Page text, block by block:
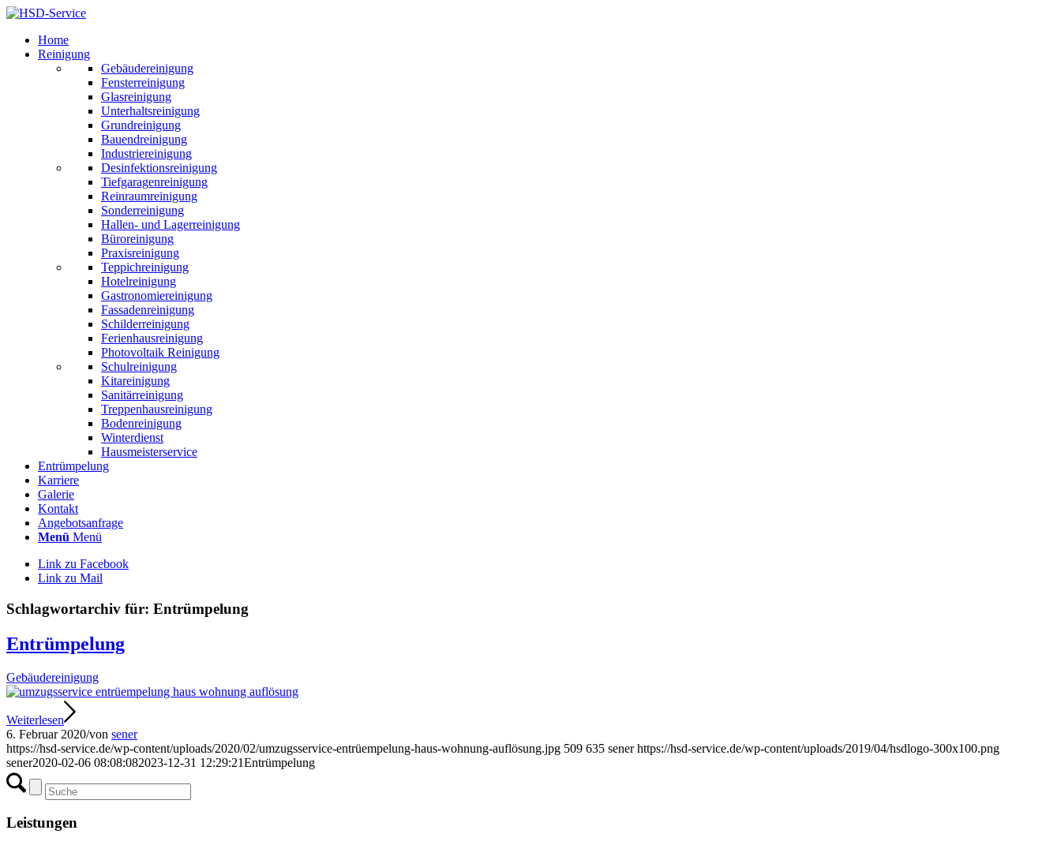
Home
Reinigung
Gebäudereinigung
Fensterreinigung
Glasreinigung
Unterhaltsreinigung
Grundreinigung
Bauendreinigung
Industriereinigung
Desinfektionsreinigung
Tiefgaragenreinigung
Reinraumreinigung
Sonderreinigung
Hallen- und Lagerreinigung
Büroreinigung
Praxisreinigung
Teppichreinigung
Hotelreinigung
Gastronomiereinigung
Fassadenreinigung
Schilderreinigung
Ferienhausreinigung
Photovoltaik Reinigung
Schulreinigung
Kitareinigung
Sanitärreinigung
Treppenhausreinigung
Bodenreinigung
Winterdienst
Hausmeisterservice
Entrümpelung
Karriere
Galerie
Kontakt
Angebotsanfrage
Menü Menü
Link zu Facebook
Link zu Mail
Schlagwortarchiv für: Entrümpelung
Entrümpelung
Gebäudereinigung
Weiterlesen
6. Februar 2020/von sener
https://hsd-service.de/wp-content/uploads/2020/02/umzugsservice-entrüempelung-haus-wohnung-auflösung.jpg 509 635 sener https://hsd-service.de/wp-content/uploads/2019/04/hsdlogo-300x100.png
sener2020-02-06 08:08:082023-12-31 12:29:21Entrümpelung
Leistungen